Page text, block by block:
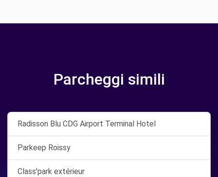
Parcheggi simili
Radisson Blu CDG Airport Terminal Hotel
Parkeep Roissy
Class'park extérieur